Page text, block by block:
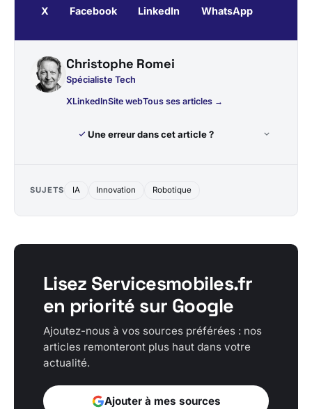
X Facebook LinkedIn WhatsApp
Christophe Romei
Spécialiste Tech
XLinkedInSite webTous ses articles →
Une erreur dans cet article ?
SUJETS IA Innovation Robotique
Lisez Servicesmobiles.fr
en priorité sur Google
Ajoutez-nous à vos sources préférées : nos
articles remonteront plus haut dans votre
actualité.
Ajouter à mes sources